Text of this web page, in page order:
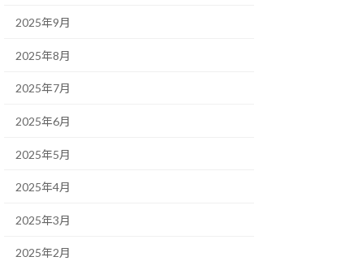
2025年9月
2025年8月
2025年7月
2025年6月
2025年5月
2025年4月
2025年3月
2025年2月